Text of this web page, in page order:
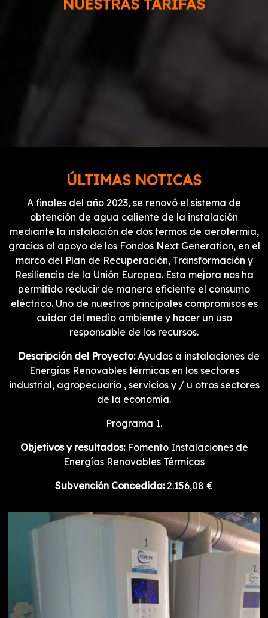
NUESTRAS TARIFAS
ÚLTIMAS NOTICAS
A finales del año 2023, se renovó el sistema de
obtención de agua caliente de la instalación
mediante la instalación de dos termos de aerotermia,
gracias al apoyo de los Fondos Next Generation, en el
marco del Plan de Recuperación, Transformación y
Resiliencia de la Unión Europea. Esta mejora nos ha
permitido reducir de manera eficiente el consumo
eléctrico. Uno de nuestros principales compromisos es
cuidar del medio ambiente y hacer un uso
responsable de los recursos.
Descripción del Proyecto:Ayudas a instalaciones de
Energías Renovables térmicas en los sectores
industrial, agropecuario , servicios y / u otros sectores
de la economía.
Programa 1.
Objetivos y resultados:Fomento Instalaciones de
Energías Renovables Térmicas
Subvención Concedida:2.156,08 €